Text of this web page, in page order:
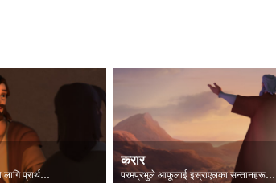
येशू आफ्ना चेलाहरूको सुरक्षाको लागि प्रार्थना गर्नुहुन्छ।
करार
परमप्रभुले आफूलाई इस्राएलका सन्तानहरूलाई प्रकट गर्नुहुन्छ।